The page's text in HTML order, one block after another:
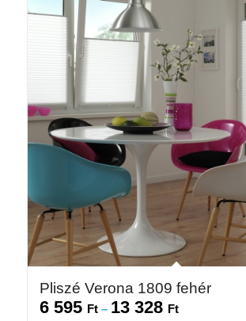
Pliszé Verona 1809 fehér
6 595 Ft – 13 328 FtÁrtartomány: